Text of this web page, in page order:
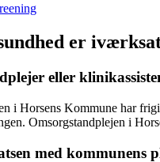
er
eller
i Horsens Kommune har
Omsorgstandplejen i
med kommunens